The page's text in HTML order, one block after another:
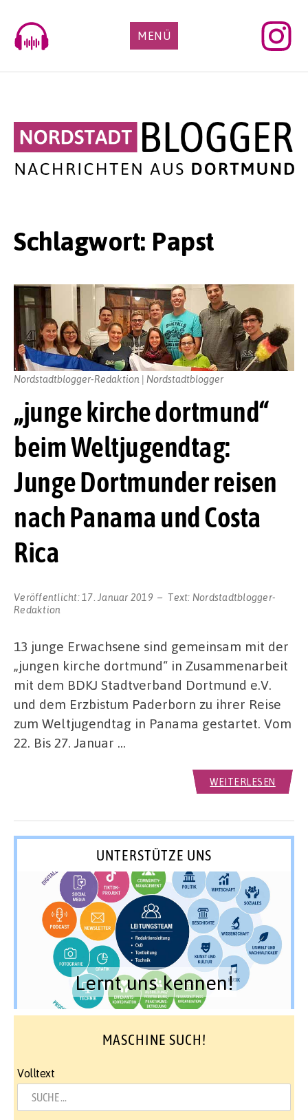
content
MENÜ
Schlagwort: Papst
„junge kirche dortmund“
beim Weltjugendtag:
Junge Dortmunder reisen
nach Panama und Costa
Rica
Veröffentlicht: 17. Januar 2019 Text: Nordstadtblogger-
Redaktion
Nordstadtblogger-Redaktion | Nordstadtblogger
13 junge Erwachsene sind gemeinsam mit der
„jungen kirche dortmund“ in Zusammenarbeit
mit dem BDKJ Stadtverband Dortmund e.V.
und dem Erzbistum Paderborn zu ihrer Reise
zum Weltjugendtag in Panama gestartet. Vom
22. Bis 27. Januar …
WEITERLESEN
UNTERSTÜTZE UNS
Lernt uns kennen!
MASCHINE SUCH!
Volltext